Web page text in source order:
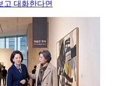
고 대화한다면